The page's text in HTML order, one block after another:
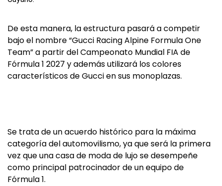
De esta manera, la estructura pasará a competir
bajo el nombre “Gucci Racing Alpine Formula One
Team” a partir del Campeonato Mundial FIA de
Fórmula 1 2027 y además utilizará los colores
característicos de Gucci en sus monoplazas.
Se trata de un acuerdo histórico para la máxima
categoría del automovilismo, ya que será la primera
vez que una casa de moda de lujo se desempeñe
como principal patrocinador de un equipo de
Fórmula 1.